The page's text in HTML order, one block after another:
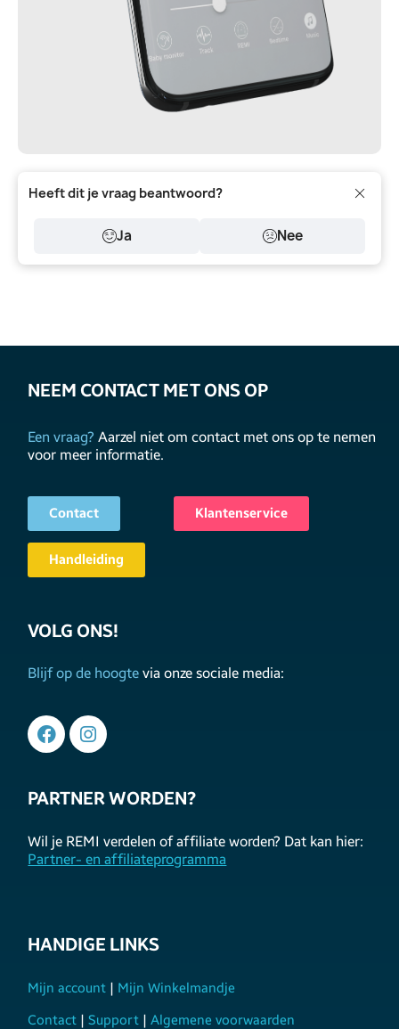
Heeft dit je vraag beantwoord?
Ja Nee
NEEM CONTACT MET ONS OP
Een vraag? Aarzel niet om contact met ons op te nemen
voor meer informatie.
Contact Klantenservice
Handleiding
VOLG ONS!
Blijf op de hoogte via onze sociale media:
PARTNER WORDEN?
Wil je REMI verdelen of affiliate worden? Dat kan hier:
Partner- en affiliateprogramma
HANDIGE LINKS
Mijn account | Mijn Winkelmandje
Contact | Support | Algemene voorwaarden